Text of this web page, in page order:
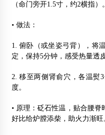
（命门旁开1.5寸，约2横指）。
• 做法：
1. 俯卧（或坐姿弓背），将
定，保持5分钟，感受热量透
2. 移至两侧肾俞穴，各温熨
度。
• 原理：砭石性温，贴合腰脊
好比给炉膛添柴，助火力渐旺